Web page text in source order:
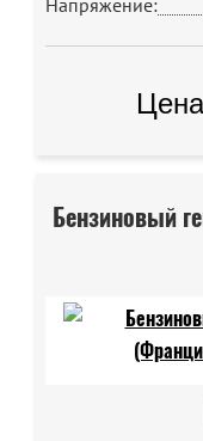
Напряжение:
Бензиновый